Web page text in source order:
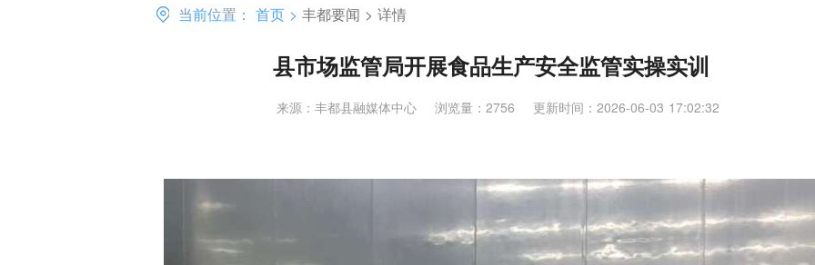
当前位置： 首页 > 丰都要闻 > 详情
县市场监管局开展食品生产安全监管实操实训
来源：丰都县融媒体中心 浏览量：2756 更新时间：2026-06-03 17:02:32